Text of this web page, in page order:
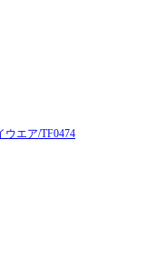
ウエア/TF0474